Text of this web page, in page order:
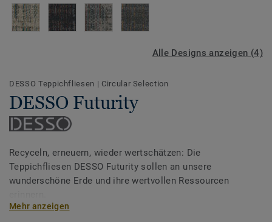
Alle Designs anzeigen (4)
DESSO Teppichfliesen | Circular Selection
DESSO Futurity
Recyceln, erneuern, wieder wertschätzen: Die
Teppichfliesen DESSO Futurity sollen an unsere
wunderschöne Erde und ihre wertvollen Ressourcen
Mehr anzeigen